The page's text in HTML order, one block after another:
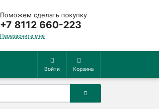
Поможем сделать покупку
+7 8112 660-223
Перезвоните мне
Войти Корзина